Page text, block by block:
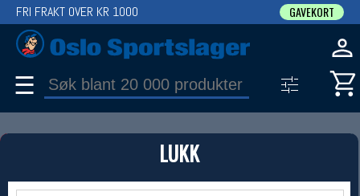
LUKK
FRI FRAKT OVER KR 1000 GAVEKORT
☰
PRODUKT
Produkter (1)
Bruk filter til å spisse søket